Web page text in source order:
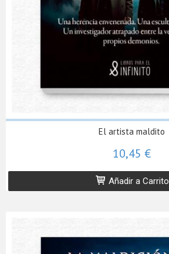
El artista maldito
10,45 €
Añadir a Carrito